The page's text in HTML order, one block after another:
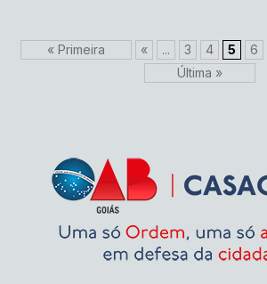
« Primeira « ... 3 4 5 6
Última »